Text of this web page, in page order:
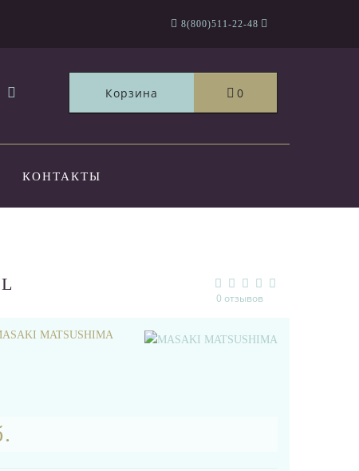
8(800)511-22-48
Корзина 0
КОНТАКТЫ
0 отзывов
MATSUSHIMA